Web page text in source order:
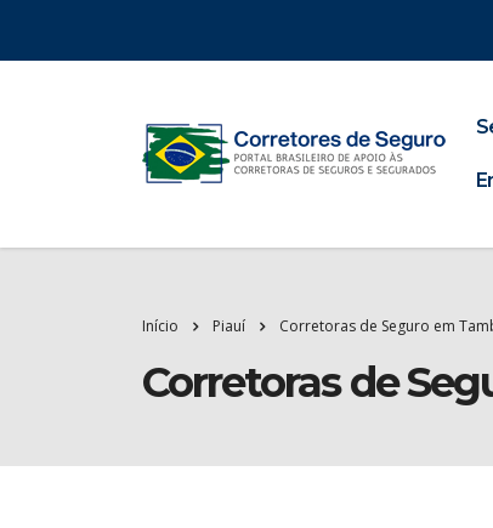
Início Piauí Corretoras de Seguro em
Corretoras de